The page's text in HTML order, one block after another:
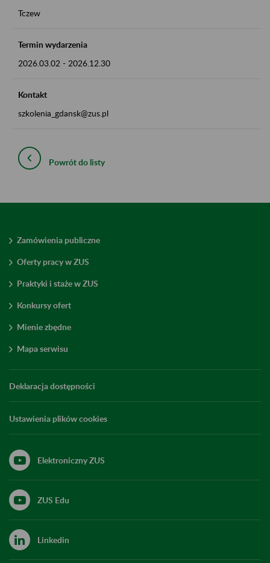
Tczew
Termin wydarzenia
2026.03.02 - 2026.12.30
Kontakt
szkolenia_gdansk@zus.pl
Powrót do listy
Zamówienia publiczne
Oferty pracy w ZUS
Praktyki i staże w ZUS
Konkursy ofert
Mienie zbędne
Mapa serwisu
Deklaracja dostępności
Ustawienia plików cookies
Elektroniczny ZUS
ZUS Edu
Linkedin